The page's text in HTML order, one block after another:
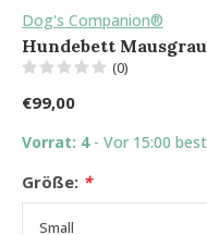
Dog's Companion®
Hundebett
(0)
€99,00
Vorrat: 4 - Vor 15:00
Größe: *